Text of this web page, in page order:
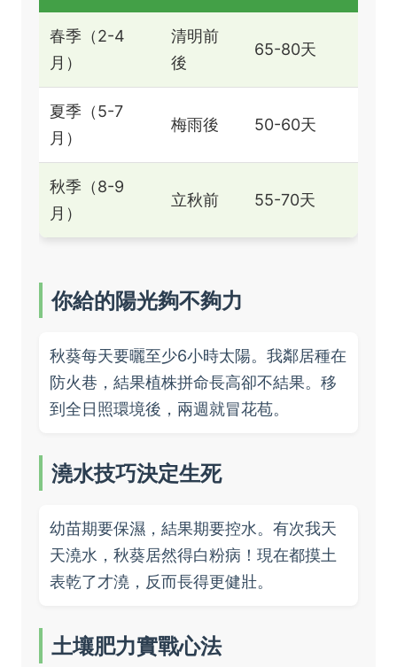
春季（2-4
月）
清明前
後
65-80天
夏季（5-7
月）
梅雨後 50-60天
秋季（8-9
月）
立秋前 55-70天
你給的陽光夠不夠力
秋葵每天要曬至少6小時太陽。我鄰居種在
防火巷，結果植株拼命長高卻不結果。移
到全日照環境後，兩週就冒花苞。
澆水技巧決定生死
幼苗期要保濕，結果期要控水。有次我天
天澆水，秋葵居然得白粉病！現在都摸土
表乾了才澆，反而長得更健壯。
土壤肥力實戰心法